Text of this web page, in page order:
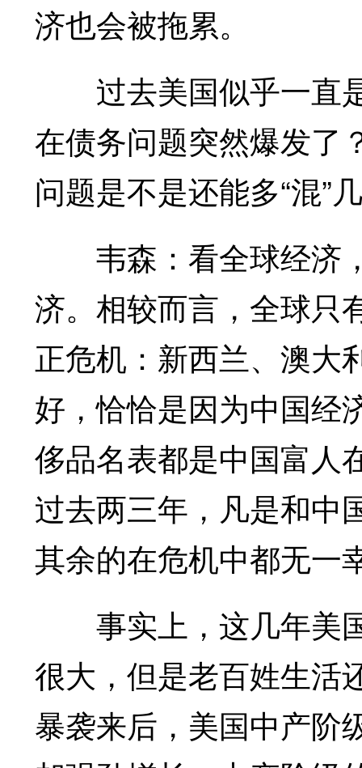
济也会被拖累。
过去美国似乎一直
在债务问题突然爆发了
问题是不是还能多“混”
韦森：看全球经济
济。相较而言，全球只
正危机：新西兰、澳大
好，恰恰是因为中国经
侈品名表都是中国富人
过去两三年，凡是和中
其余的在危机中都无一
事实上，这几年美国
很大，但是老百姓生活
暴袭来后，美国中产阶